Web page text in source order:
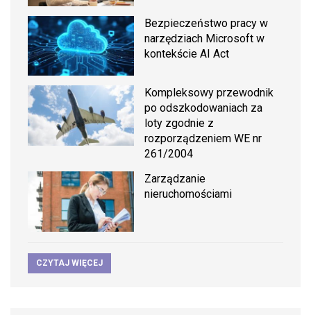
Bezpieczeństwo pracy w
narzędziach Microsoft w
kontekście AI Act
Kompleksowy przewodnik
po odszkodowaniach za
loty zgodnie z
rozporządzeniem WE nr
261/2004
Zarządzanie
nieruchomościami
CZYTAJ WIĘCEJ